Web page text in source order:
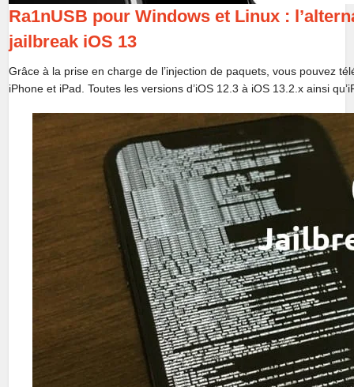
Ra1nUSB pour Windows et Linux :
jailbreak iOS 13
Grâce à la prise en charge de l’injection de paquets, vous pouvez
iPhone et iPad. Toutes les versions d’iOS 12.3 à iOS 13.2.x ainsi